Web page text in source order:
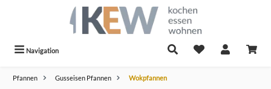
Navigation
Pfannen Gusseisen Pfannen Wokpfannen